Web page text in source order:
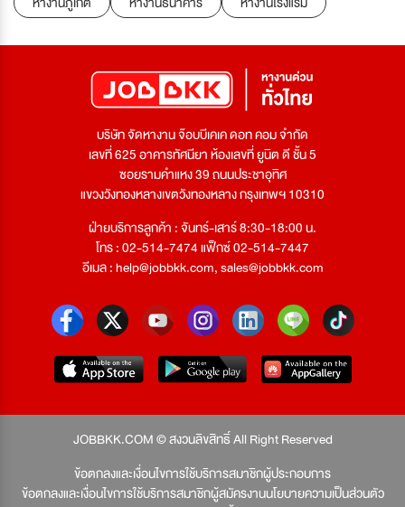
บริษัท จัดหางาน จ๊อบบีเคเค ดอท คอม จำกัด
เลขที่ 625 อาคารทัศนียา ห้องเลขที่ ยูนิต ดี ชั้น 5
ซอยรามคำแหง 39 ถนนประชาอุทิศ
แขวงวังทองหลางเขตวังทองหลาง กรุงเทพฯ 10310
ฝ่ายบริการลูกค้า : จันทร์-เสาร์ 8:30-18:00 น.
โทร : 02-514-7474 แฟ็กซ์ 02-514-7447
อีเมล :help@jobbkk.com,sales@jobbkk.com
JOBBKK.COM © สงวนลิขสิทธิ์ All Right Reserved
ข้อตกลงและเงื่อนไขการใช้บริการสมาชิกผู้ประกอบการ
ข้อตกลงและเงื่อนไขการใช้บริการสมาชิกผู้สมัครงานนโยบายความเป็นส่วนตัว